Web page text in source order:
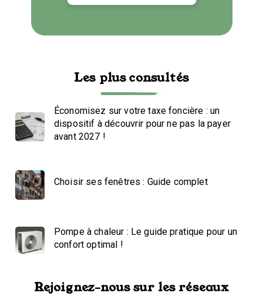
Les plus consultés
Économisez sur votre taxe foncière : un
dispositif à découvrir pour ne pas la payer
avant 2027 !
Choisir ses fenêtres : Guide complet
Pompe à chaleur : Le guide pratique pour un
confort optimal !
Rejoignez-nous sur les réseaux